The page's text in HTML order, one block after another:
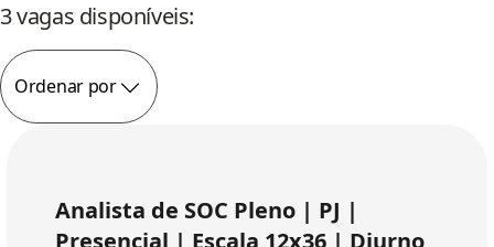
3 vagas disponíveis:
Ordenar por
Analista de SOC Pleno | PJ |